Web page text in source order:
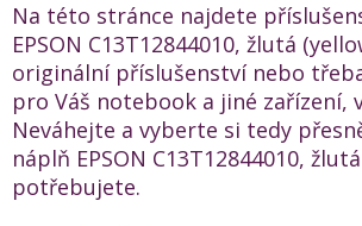
Na této stránce najdete
EPSON C13T12844010, žlutá
originální příslušenství nebo
pro Váš notebook a jiné zařízení,
Neváhejte a vyberte si tedy
náplň EPSON C13T12844010,
potřebujete.